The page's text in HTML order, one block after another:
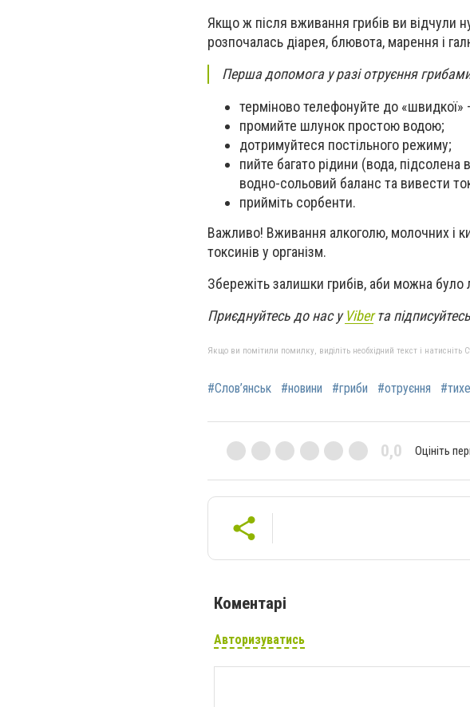
Якщо ж після вживання грибів ви відчули
розпочалась діарея, блювота, марення і
Перша допомога у разі отруєння
терміново телефонуйте до
промийте шлунок простою водою;
дотримуйтеся постільного режиму;
пийте багато рідини (вода,
водно-сольовий баланс та вивести
прийміть сорбенти.
Важливо! Вживання алкоголю, молочних і
токсинів у організм.
Збережіть залишки грибів, аби можна
Приєднуйтесь до нас уViberта
Якщо ви помітили помилку, виділіть необхідний текст і натисніть
#Слов’янськ #новини #гриби #отруєння
0,0 Оцініть
Коментарі
Авторизуватись